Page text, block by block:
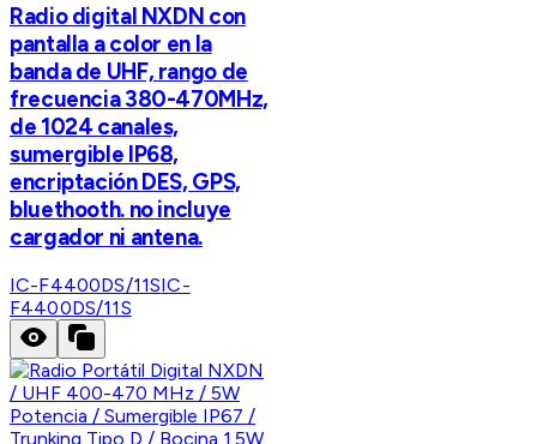
Radio digital NXDN con
pantalla a color en la
banda de UHF, rango de
frecuencia 380-470MHz,
de 1024 canales,
sumergible IP68,
encriptación DES, GPS,
bluethooth. no incluye
cargador ni antena.
IC-F4400DS/11SIC-
F4400DS/11S